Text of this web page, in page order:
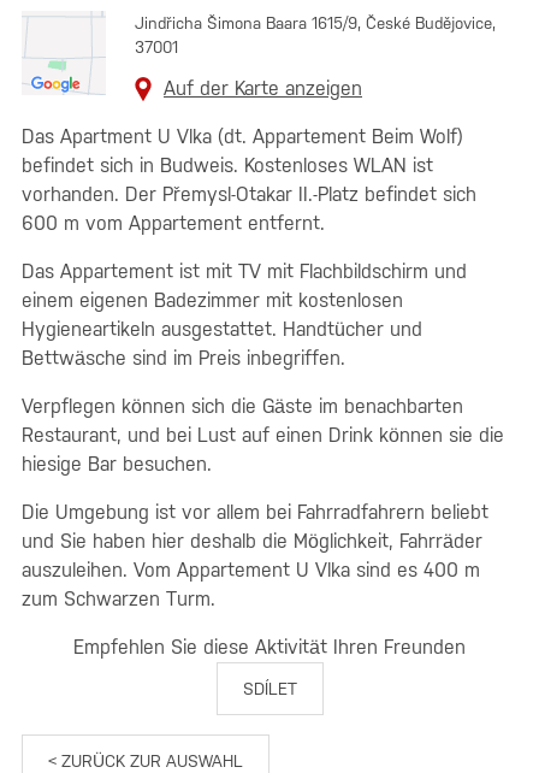
Jindřicha Šimona Baara 1615/9, České Budějovice,
37001
Auf der Karte anzeigen
Das Apartment U Vlka (dt. Appartement Beim Wolf)
befindet sich in Budweis. Kostenloses WLAN ist
vorhanden. Der Přemysl-Otakar II.-Platz befindet sich
600 m vom Appartement entfernt.
Das Appartement ist mit TV mit Flachbildschirm und
einem eigenen Badezimmer mit kostenlosen
Hygieneartikeln ausgestattet. Handtücher und
Bettwäsche sind im Preis inbegriffen.
Verpflegen können sich die Gäste im benachbarten
Restaurant, und bei Lust auf einen Drink können sie die
hiesige Bar besuchen.
Die Umgebung ist vor allem bei Fahrradfahrern beliebt
und Sie haben hier deshalb die Möglichkeit, Fahrräder
auszuleihen. Vom Appartement U Vlka sind es 400 m
zum Schwarzen Turm.
Empfehlen Sie diese Aktivität Ihren Freunden
SDÍLET
< ZURÜCK ZUR AUSWAHL